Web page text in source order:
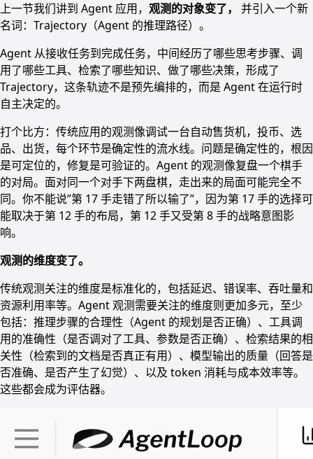
上一节我们讲到 Agent 应用， 观测的对象变了，
并引入一个新
名词：Trajectory（Agent 的推理路径）。
Agent 从接收任务到完成任务，中间经历了哪些思考步骤、调
用了哪些工具、检索了哪些知识、做了哪些决策，形成了
Trajectory，这条轨迹不是预先编排的，而是 Agent 在运行时
自主决定的。
打个比方：传统应用的观测像调试一台自动售货机，投币、选
品、出货，每个环节是确定性的流水线。问题是确定性的，根因
是可定位的，修复是可验证的。Agent 的观测像复盘一个棋手
的对局。面对同一个对手下两盘棋，走出来的局面可能完全不
同。你不能说”第 17 手走错了所以输了”，因为第 17 手的选择可
能取决于第 12 手的布局，第 12 手又受第 8 手的战略意图影
响。
观测的维度变了。
传统观测关注的维度是标准化的，包括延迟、错误率、吞吐量和
资源利用率等。Agent 观测需要关注的维度则更加多元，至少
包括：推理步骤的合理性（Agent 的规划是否正确）、工具调
用的准确性（是否调对了工具、参数是否正确）、检索结果的相
关性（检索到的文档是否真正有用）、模型输出的质量（回答是
否准确、是否产生了幻觉）、以及 token 消耗与成本效率等。
这些都会成为评估器。